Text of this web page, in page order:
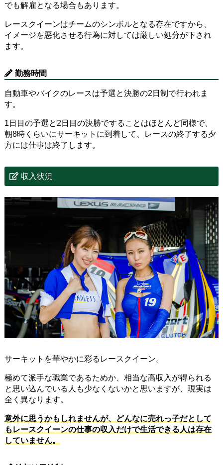
でも解雇となる場合もあります。
レースクイーンはチームのシンボルとなる存在ですから、
イメージを悪化させる行為に対しては厳しい処分が下され
ます。
勤務時間
自動車やバイクのレースは予選と決勝の2日制で行われま
す。
1日目の予選と2日目の決勝ですることはほとんど同様で、
朝8時くらいにサーキットに到着して、レースの終了する夕
方には仕事は終了します。
収入状況
サーキットを華やかに彩るレースクイーン。
極めて派手な職業であるためか、相当な高収入が得られる
と思い込んでいる人も少なくないかと思いますが、現実は
全く異なります。
意外に思うかもしれませんが、どんなに売れっ子だとして
もレースクイーンの仕事の収入だけで生活できる人は存在
していません。